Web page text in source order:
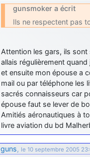
gunsmoker a écrit
Ils ne respectent pas
Attention les gars, ils
allais régulièrement
et ensuite mon épouse a
mail ou par téléphone les
sacrés connaisseurs car
épouse faut se lever de
Amitiés aéronautiques à
livre aviation du bd
guns, le 10 septembre 2005